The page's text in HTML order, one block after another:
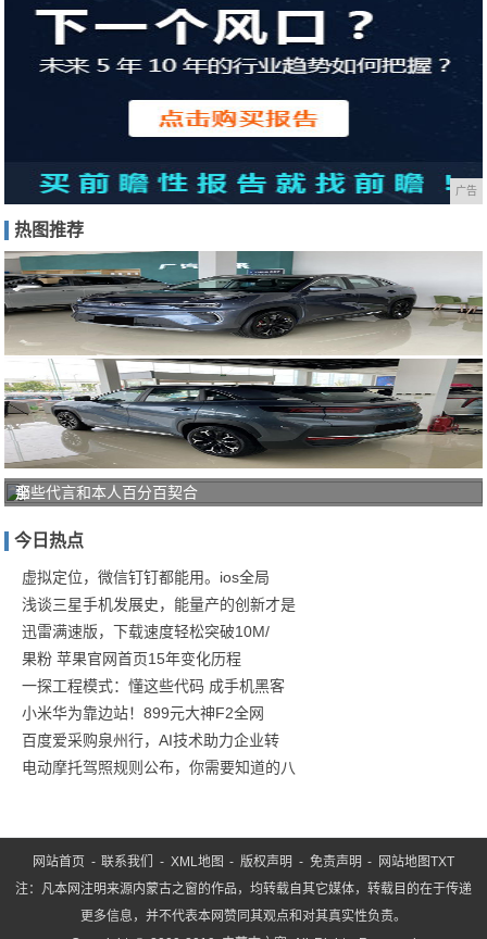
广告
热图推荐
全
一
代
奇
瑞
蚂
蚁
到
店
实
那些代言和本人百分百契合
今日热点
虚拟定位，微信钉钉都能用。ios全局
浅谈三星手机发展史，能量产的创新才是
迅雷满速版，下载速度轻松突破10M/
果粉 苹果官网首页15年变化历程
一探工程模式：懂这些代码 成手机黑客
小米华为靠边站！899元大神F2全网
百度爱采购泉州行，AI技术助力企业转
电动摩托驾照规则公布，你需要知道的八
网站首页 -联系我们 - XML地图 -版权声明 - 免责声明 - 网站地图TXT
注：凡本网注明来源内蒙古之窗的作品，均转载自其它媒体，转载目的在于传递
更多信息，并不代表本网赞同其观点和对其真实性负责。